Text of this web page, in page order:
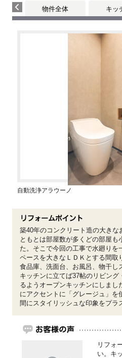
物件全体 キッ
自動洗浄アラウーノ
築40年のコンクリート造の大き
ともとは部屋数が多くどの部屋も
た。そこで今回の工事で水廻りを
ペースを大きなＬＤＫとする間取
食品庫、洗面台、お風呂、物干し
キッチンに立てば37帖のリビン
るようオープンキッチンにしまし
にアクセントに「グレージュ」
間にスタイリッシュな印象をプラ
リフォ
い。キ